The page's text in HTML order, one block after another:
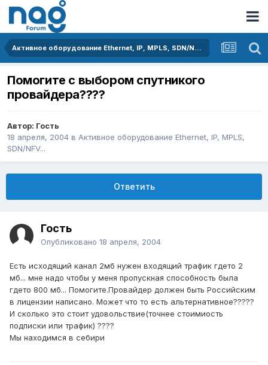
Активное оборудование Ethernet, IP, MPLS, SDN/NFV...
Помогите с выбором спутникого
провайдера????
Автор: Гость
18 апреля, 2004 в Активное оборудование Ethernet, IP, MPLS,
SDN/NFV...
Ответить
Гость
Опубликовано 18 апреля, 2004
Есть исходящий канал 2мб нужен входящий трафик гдето 2
мб... мне надо чтобы у меня пропускная способность была
гдето 800 мб... Помогите.Провайдер должен быть Российским
в лицензии написано. Может что то есть альтернативное?????
И сколько это стоит удовольствие(точнее стоимиость
подписки или трафик) ????
Мы находимся в себири